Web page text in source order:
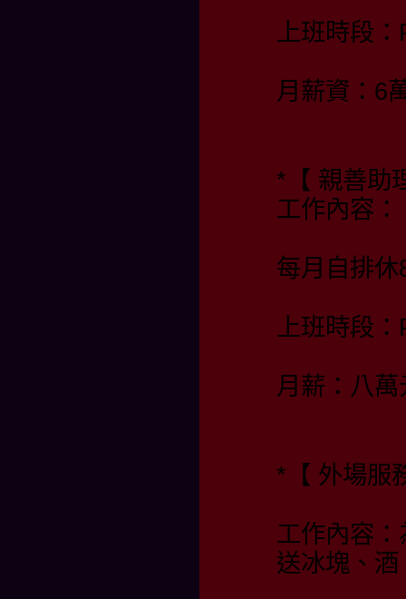
上班時段
月薪資：6
*【 親善助
工作內容
每月自排休
上班時段
月薪：八萬
*【 外場服
工作內容
送冰塊、